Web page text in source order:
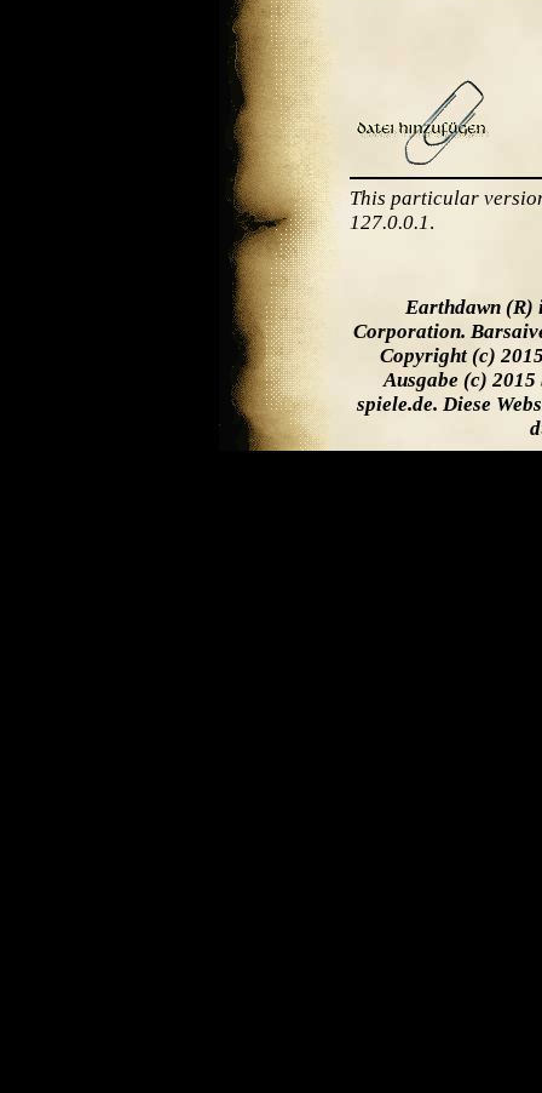
This particular
127.0.0.1.
Earthdawn (R)
Corporation.
Copyright (c)
Ausgabe (c) 2015
spiele.de. Diese